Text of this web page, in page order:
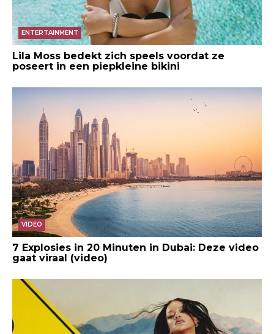
ENTERTAINMENT
Lila Moss bedekt zich speels voordat ze
poseert in een piepkleine bikini
VIDEO
7 Explosies in 20 Minuten in Dubai: Deze video
gaat viraal (video)